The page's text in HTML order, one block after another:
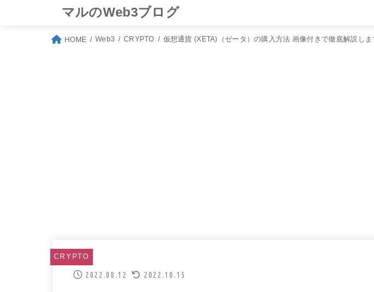
マルのWeb3ブログ
HOME Web3 CRYPTO 仮想通貨 (XETA)（ゼータ）の購入方法 画像付きで徹底解説しま
CRYPTO
2022.08.12 2022.10.15